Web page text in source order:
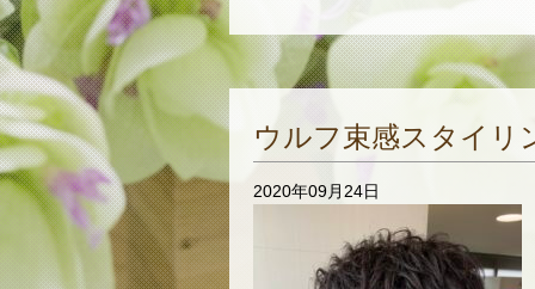
ウルフ束感スタイリ
2020年09月24日